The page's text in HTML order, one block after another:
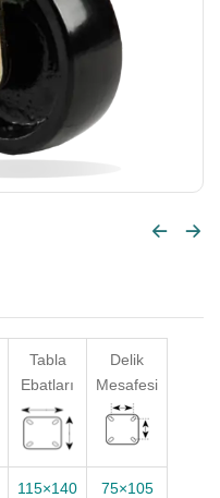
Tabla
Ebatları
Delik
Mesafesi
115×140 75×105